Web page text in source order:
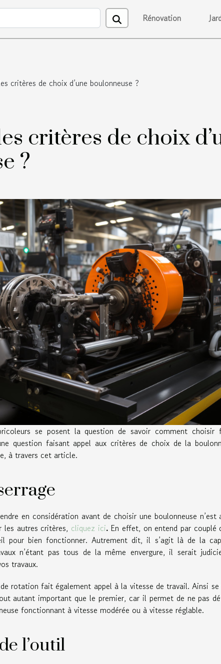
Rénovation
critères de choix d’une boulonneuse ?
critères de choix
?
se posent la question de savoir comment choisir
question faisant appel aux critères de choix de la
à travers cet article.
en considération avant de choisir une boulonneuse
les autres critères, cliquez ici. En effet, on entend par couplé
pour bien fonctionner. Autrement dit, il s’agit là de la
n’étant pas tous de la même envergure, il serait
travaux.
rotation fait également appel à la vitesse de travail. Ainsi
autant important que le premier, car il permet de ne pas
fonctionnant à vitesse modérée ou à vitesse réglable.
l’outil